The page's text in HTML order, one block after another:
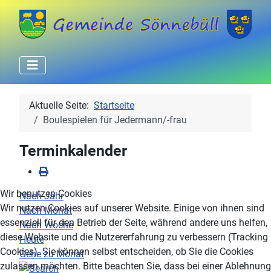
Aktuelle Seite: Startseite
Boulespielen für Jedermann/-frau
Terminkalender
Nach Jahr
Nach Monat
Nach Woche
Heute
Gehe zu Monat
Wir benutzen Cookies
Wir nutzen Cookies auf unserer Website. Einige von ihnen sind
essenziell für den Betrieb der Seite, während andere uns helfen,
diese Website und die Nutzererfahrung zu verbessern (Tracking
Cookies). Sie können selbst entscheiden, ob Sie die Cookies
zulassen möchten. Bitte beachten Sie, dass bei einer Ablehnung